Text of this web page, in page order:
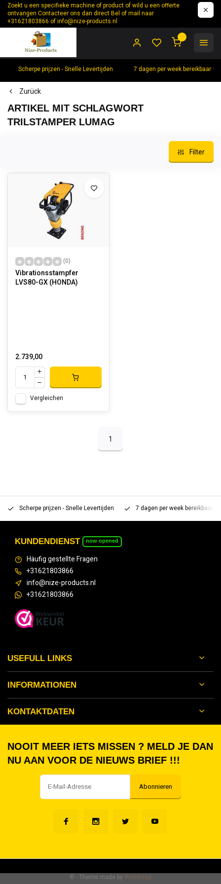
Zoekt u een specifieke machine of product of wild u een offerte
ontvangen Contacteer ons dan direct Bel of mail naar
+31621803866 ofinfo@nize-products.nl
Scherpe prijzen - Snelle Levertijden 7 dagen per week bereikbaar
Zurück
ARTIKEL MIT SCHLAGWORT
TRILSTAMPER LUMAG
Filter
(0)
Vibrationsstampfer
LVS80-GX (HONDA)
2.739,00
Vergleichen
1
Scherpe prijzen - Snelle Levertijden 7 dagen per week bereikbaar
KUNDENDIENST now opened
Häufig gestellte Fragen
+31621803866
info@nize-products.nl
+31621803866
USEFULL LINKS
INFORMATIONEN
KONTAKTDATEN
NOOIT MEER IETS MISSEN ? MELD JE DAN
NU AAN VOOR DE NIEUWS BRIEF !!!
Abonnieren
© - Theme made by Webdinge